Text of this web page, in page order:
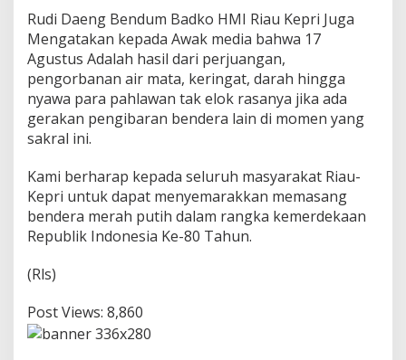
r
a
h
P
u
t
h
l
a
m
R
a
Rudi Daeng Bendum Badko HMI Riau Kepri Juga
Mengatakan kepada Awak media bahwa 17
Agustus Adalah hasil dari perjuangan,
pengorbanan air mata, keringat, darah hingga
nyawa para pahlawan tak elok rasanya jika ada
gerakan pengibaran bendera lain di momen yang
sakral ini.
Kami berharap kepada seluruh masyarakat Riau-
Kepri untuk dapat menyemarakkan memasang
bendera merah putih dalam rangka kemerdekaan
Republik Indonesia Ke-80 Tahun.
(Rls)
Post Views: 8,860